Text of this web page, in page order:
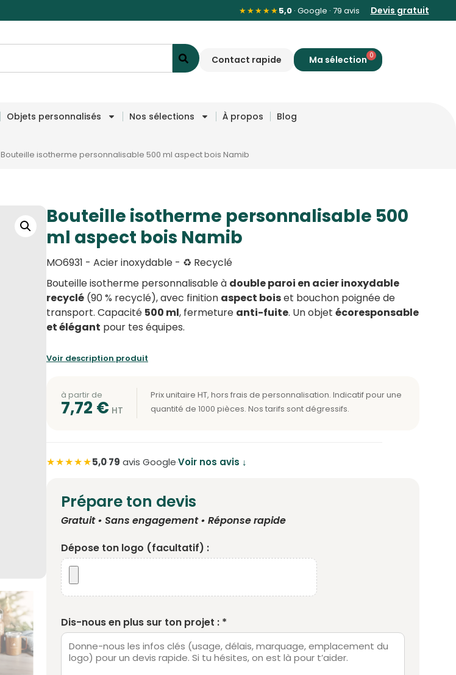
★★★★★5,0· Google · 79 avis Devis gratuit
Contact rapide 0
Objets personnalisés Nos sélections À propos Blog
Bouteille isotherme personnalisable 500 ml aspect bois Namib
Bouteille isotherme personnalisable 500
ml aspect bois Namib
MO6931 - Acier inoxydable - ♻️ Recyclé
Bouteille isotherme personnalisable à double paroi en acier inoxydable
recyclé (90 % recyclé), avec finition aspect boiset bouchon poignée de
transport. Capacité 500 ml, fermeture anti-fuite. Un objet écoresponsable
et élégant pour tes équipes.
Voir description produit
à partir de
7,72 €
★★★★★5,0·79 avis Google·Voir nos avis ↓
Prépare ton devis
Gratuit • Sans engagement • Réponse rapide
Dépose ton logo (facultatif) :
Dis-nous en plus sur ton projet : *